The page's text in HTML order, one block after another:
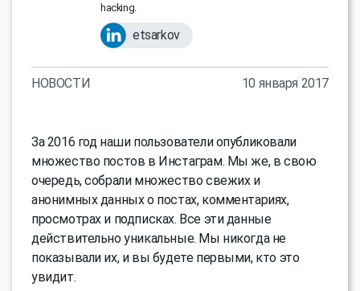
hacking.
etsarkov
НОВОСТИ 10 января 2017
За 2016 год наши пользователи опубликовали
множество постов в Инстаграм. Мы же, в свою
очередь, собрали множество свежих и
анонимных данных о постах, комментариях,
просмотрах и подписках. Все эти данные
действительно уникальные. Мы никогда не
показывали их, и вы будете первыми, кто это
увидит.